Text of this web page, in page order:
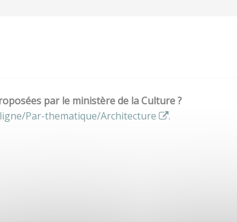
par le ministère de la Culture ?
Par-thematique/Architecture .